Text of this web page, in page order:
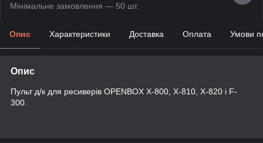
Мінімальне замовлення — 50 шт.
Опис Характеристики Доставка Оплата Умови
Опис
Пульт д/к для ресиверів OPENBOX X-800, X-810, X-820 і F-
300.